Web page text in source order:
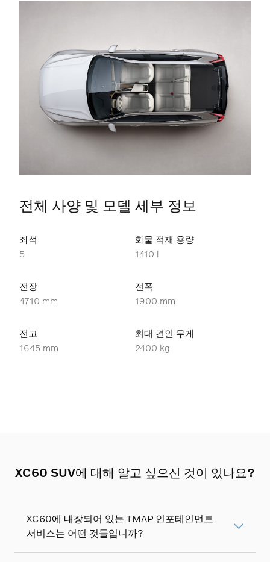
전체 사양 및 모델 세부 정보
좌석
5
화물 적재 용량
1410 l
전장
4710 mm
전폭
1900 mm
전고
1645 mm
최대 견인 무게
2400 kg
XC60 SUV에 대해 알고 싶으신 것이 있나요?
XC60에 내장되어 있는 TMAP 인포테인먼트
서비스는 어떤 것들입니까?​